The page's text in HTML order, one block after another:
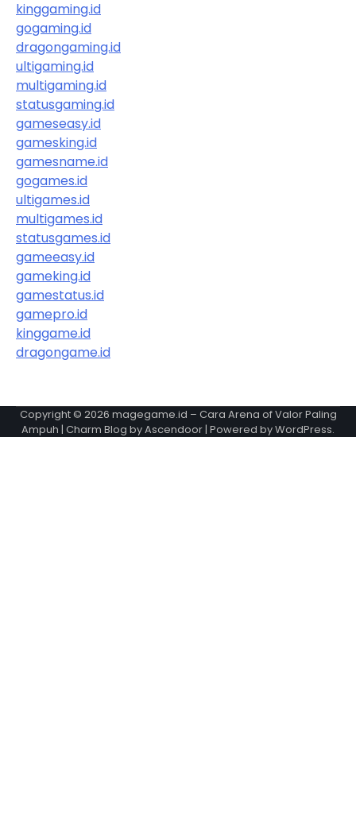
kinggaming.id
gogaming.id
dragongaming.id
ultigaming.id
multigaming.id
statusgaming.id
gameseasy.id
gamesking.id
gamesname.id
gogames.id
ultigames.id
multigames.id
statusgames.id
gameeasy.id
gameking.id
gamestatus.id
gamepro.id
kinggame.id
dragongame.id
Copyright © 2026 magegame.id – Cara Arena of Valor Paling
Ampuh | Charm Blog byAscendoor| Powered byWordPress.